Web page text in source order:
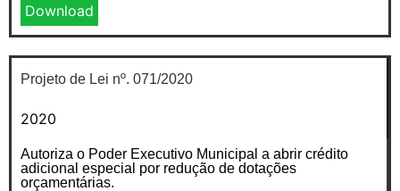
Download
Projeto de Lei nº. 071/2020
2020
Autoriza o Poder Executivo Municipal a abrir crédito
adicional especial por redução de dotações
orçamentárias.